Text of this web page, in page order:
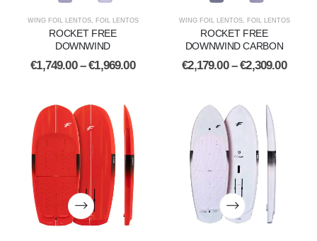
WING FOIL LENTOS, FOIL LENTOS
ROCKET FREE
DOWNWIND
€1,749.00 – €1,969.00
WING FOIL LENTOS, FOIL LENTOS
ROCKET FREE
DOWNWIND CARBON
€2,179.00 – €2,309.00